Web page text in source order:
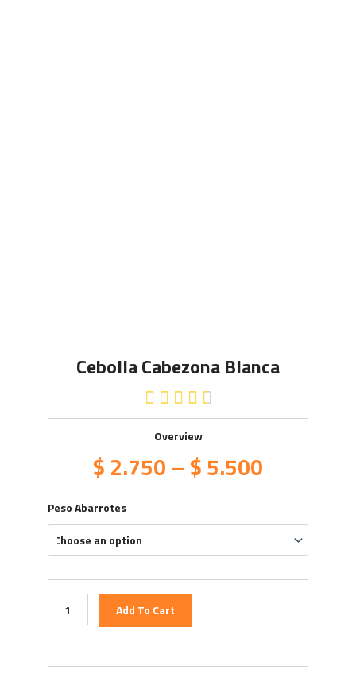
Cebolla Cabezona Blanca
    
Overview
$ 2.750 – $5.500
Peso Abarrotes
Cebolla
Blanca
quantity
Add To Cart